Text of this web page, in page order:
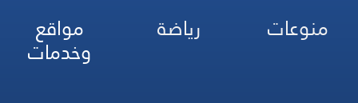
منوعات
رياضة مواقع
وخدمات